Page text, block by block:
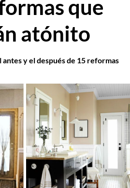
que
atónito
antes y el después de 15 reformas